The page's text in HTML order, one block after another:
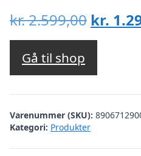
kr.2.599,00 Den
var:
kr.
kr.
Gå til shop
Varenummer (SKU):
Kategori: Produkter